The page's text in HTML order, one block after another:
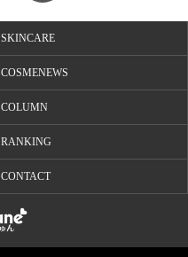
SKINCARE
COSMENEWS
COLUMN
RANKING
CONTACT